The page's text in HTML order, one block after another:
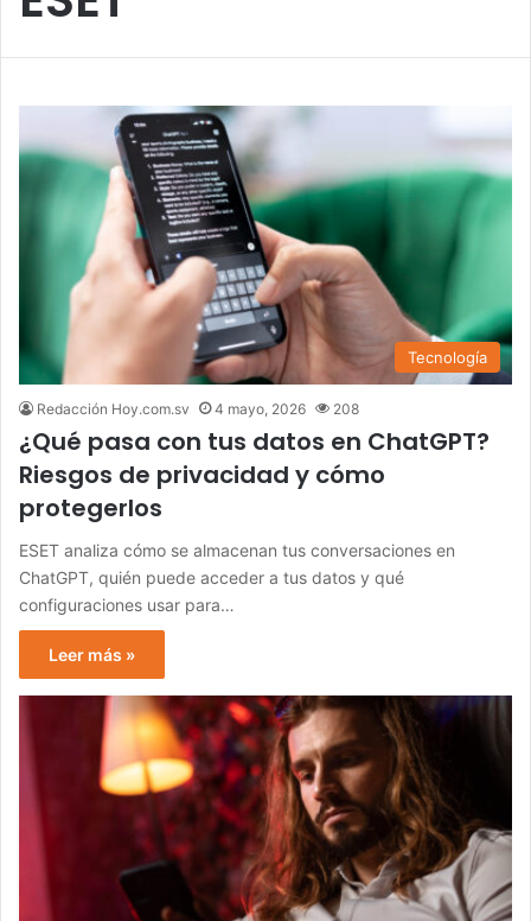
Tecnología
Redacción Hoy.com.sv 4 mayo, 2026 208
¿Qué pasa con tus datos en ChatGPT?
Riesgos de privacidad y cómo
protegerlos
ESET analiza cómo se almacenan tus conversaciones en
ChatGPT, quién puede acceder a tus datos y qué
configuraciones usar para…
Leer más »